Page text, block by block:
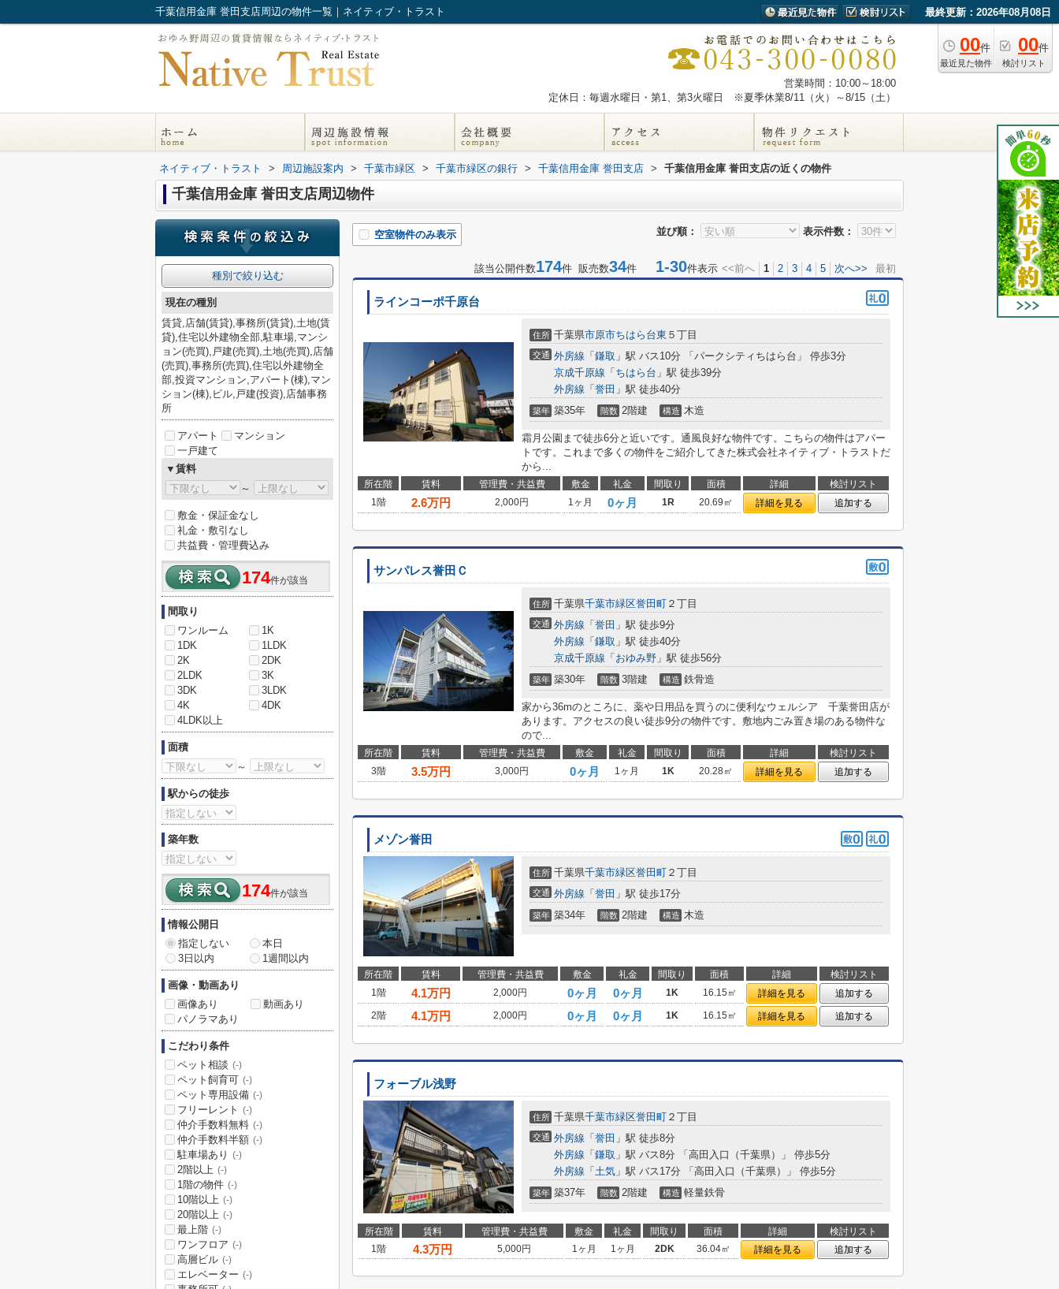
千葉信用金庫 誉田支店周辺の物件一覧｜ネイティブ・トラスト 最終更新：2026年08月08日
00件
最近見た物件
00件
検討リスト
営業時間：10:00～18:00
定休日：毎週水曜日・第1、第3火曜日 ※夏季休業8/11（火）～8/15（土）
ネイティブ・トラスト > 周辺施設案内 > 千葉市緑区 > 千葉市緑区の銀行 > 千葉信用金庫 誉田支店 > 千葉信用金庫 誉田支店の近くの物件
千葉信用金庫 誉田支店周辺物件
並び順： 表示件数：
空室物件のみ表示
該当公開件数174件 販売数34件 1-30件表示 <<前へ 1 2 3 4 5 次へ>> 最初
ラインコーポ千原台
住所 千葉県市原市ちはら台東 ５丁目
交通 外房線 「 鎌取 」駅 バス10分 「パークシティちはら台」 停歩3分
京成千原線 「 ちはら台 」駅 徒歩39分
外房線 「 誉田 」駅 徒歩40分
築年 築35年 階数 2階建 構造 木造
霜月公園まで徒歩6分と近いです。通風良好な物件です。こちらの物件はアパー
トです。これまで多くの物件をご紹介してきた株式会社ネイティブ・トラストだ
から...
所在階 賃料 管理費・共益費 敷金 礼金 間取り 面積 詳細
検討リスト
1階
2.6万円 2,000円 1ヶ月 0ヶ月 1R 20.69㎡ 詳細を見る 追加する
サンパレス誉田Ｃ
住所 千葉県千葉市緑区誉田町 ２丁目
交通 外房線 「 誉田 」駅 徒歩9分
外房線 「 鎌取 」駅 徒歩40分
京成千原線 「 おゆみ野 」駅 徒歩56分
築年 築30年 階数 3階建 構造 鉄骨造
家から36mのところに、薬や日用品を買うのに便利なウェルシア 千葉誉田店が
あります。アクセスの良い徒歩9分の物件です。敷地内ごみ置き場のある物件な
ので...
所在階 賃料 管理費・共益費 敷金 礼金 間取り 面積 詳細
検討リスト
3階
3.5万円 3,000円 0ヶ月 1ヶ月 1K 20.28㎡ 詳細を見る 追加する
メゾン誉田
住所 千葉県千葉市緑区誉田町 ２丁目
交通 外房線 「 誉田 」駅 徒歩17分
築年 築34年 階数 2階建 構造 木造
所在階 賃料 管理費・共益費 敷金 礼金 間取り 面積 詳細
検討リスト
1階
4.1万円 2,000円 0ヶ月 0ヶ月 1K 16.15㎡ 詳細を見る
追加する
2階
4.1万円 2,000円 0ヶ月 0ヶ月 1K 16.15㎡ 詳細を見る 追加する
フォーブル浅野
住所 千葉県千葉市緑区誉田町 ２丁目
交通 外房線 「 誉田 」駅 徒歩8分
外房線 「 鎌取 」駅 バス8分 「高田入口（千葉県）」 停歩5分
外房線 「 土気 」駅 バス17分 「高田入口（千葉県）」 停歩5分
築年 築37年 階数 2階建 構造 軽量鉄骨
所在階 賃料 管理費・共益費 敷金 礼金 間取り 面積 詳細
検討リスト
1階
4.3万円 5,000円 1ヶ月 1ヶ月 2DK 36.04㎡ 詳細を見る 追加する
種別で絞り込む
現在の種別
賃貸,店舗(賃貸),事務所(賃貸),土地(賃
貸),住宅以外建物全部,駐車場,マンシ
ョン(売買),戸建(売買),土地(売買),店舗
(売買),事務所(売買),住宅以外建物全
部,投資マンション,アパート(棟),マン
ション(棟),ビル,戸建(投資),店舗事務
所
アパート
マンション
一戸建て
▼賃料
～
敷金・保証金なし
礼金・敷引なし
共益費・管理費込み
174件が該当
間取り
ワンルーム
1K
1DK
1LDK
2K
2DK
2LDK
3K
3DK
3LDK
4K
4DK
4LDK以上
面積
～
駅からの徒歩
築年数
174件が該当
情報公開日
指定しない
本日
3日以内
1週間以内
画像・動画あり
画像あり
動画あり
パノラマあり
こだわり条件
ペット相談 (-)
ペット飼育可 (-)
ペット専用設備 (-)
フリーレント (-)
仲介手数料無料 (-)
仲介手数料半額 (-)
駐車場あり (-)
2階以上 (-)
1階の物件 (-)
10階以上 (-)
20階以上 (-)
最上階 (-)
ワンフロア (-)
高層ビル (-)
エレベーター (-)